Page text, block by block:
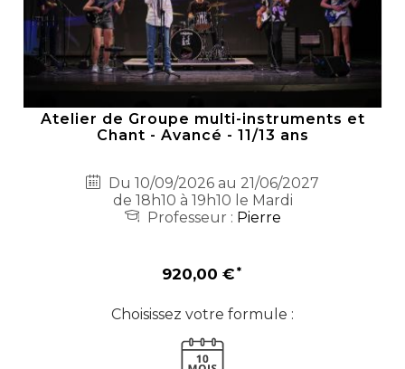
Atelier de Groupe multi-instruments et
Chant - Avancé - 11/13 ans
Du 10/09/2026 au 21/06/2027
de 18h10 à 19h10 le Mardi
Professeur : Pierre
920,00 €
Choisissez votre formule :